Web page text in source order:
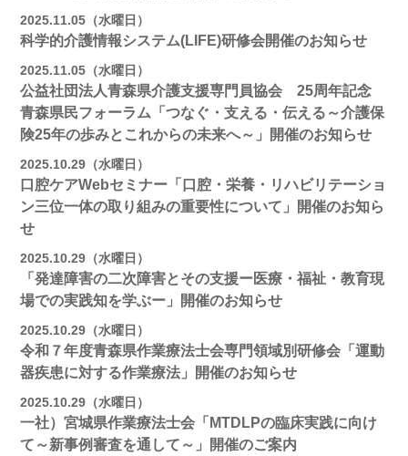
2025.11.05（水曜日）
科学的介護情報システム(LIFE)研修会開催のお知らせ
2025.11.05（水曜日）
公益社団法人青森県介護支援専門員協会 25周年記念
青森県民フォーラム「つなぐ・支える・伝える～介護保
険25年の歩みとこれからの未来へ～」開催のお知らせ
2025.10.29（水曜日）
口腔ケアWebセミナー「口腔・栄養・リハビリテーショ
ン三位一体の取り組みの重要性について」開催のお知ら
せ
2025.10.29（水曜日）
「発達障害の二次障害とその支援ー医療・福祉・教育現
場での実践知を学ぶー」開催のお知らせ
2025.10.29（水曜日）
令和７年度青森県作業療法士会専門領域別研修会「運動
器疾患に対する作業療法」開催のお知らせ
2025.10.29（水曜日）
一社）宮城県作業療法士会「MTDLPの臨床実践に向け
て～新事例審査を通して～」開催のご案内